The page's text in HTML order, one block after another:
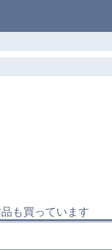
も買っています